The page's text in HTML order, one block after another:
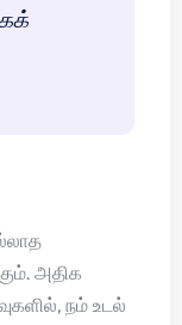
அதிக
நம் உடல்